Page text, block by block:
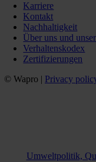
Karriere
Kontakt
Nachhaltigkeit
Über uns und
Verhaltenskodex
Zertifizierungen
© Wapro | Privacy
Umweltpolitik,